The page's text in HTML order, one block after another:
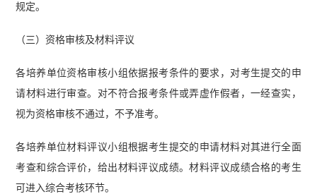
规定。
（三）资格审核及材料评议
各培养单位资格审核小组依据报考条件的要求，对考生提交的申
请材料进行审查。对不符合报考条件或弄虚作假者，一经查实，
视为资格审核不通过，不予准考。
各培养单位材料评议小组根据考生提交的申请材料对其进行全面
考查和综合评价，给出材料评议成绩。材料评议成绩合格的考生
可进入综合考核环节。